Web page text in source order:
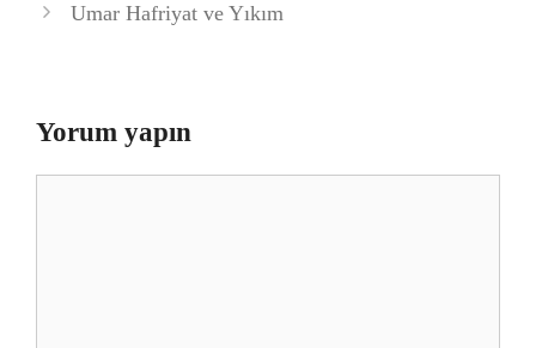
Umar Hafriyat ve Yıkım
Yorum yapın